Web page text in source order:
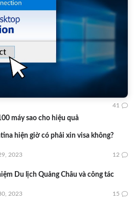
máy sao cho hiệu quả
41
hiện giờ có phải xin visa không?
2023 12
Du lịch Quảng Châu và công tác
2023 15